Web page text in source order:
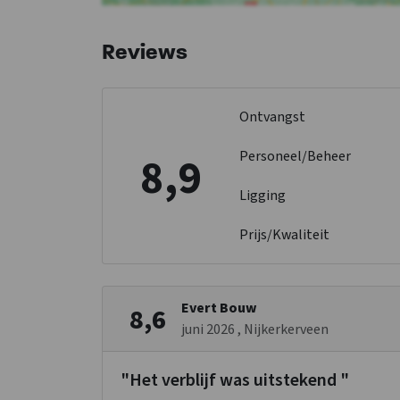
Reviews
8,9
Ontvangst
Personeel/Beheer
Ligging
Prijs/Kwaliteit
8,6
Evert Bouw
juni 2026, Nijkerkerveen
"Het verblijf was uitstekend "